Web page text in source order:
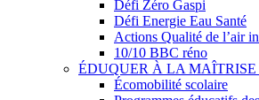
Défi Zéro Gaspi
Défi Energie Eau Santé
Actions Qualité de l’air
10/10 BBC réno
ÉDUQUER À LA
Écomobilité scolaire